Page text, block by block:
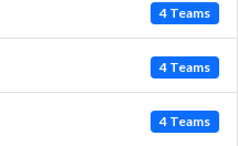
4 Teams
4 Teams
4 Teams